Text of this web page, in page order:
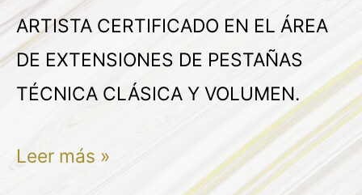
ARTISTA CERTIFICADO EN EL ÁREA
DE EXTENSIONES DE PESTAÑAS
TÉCNICA CLÁSICA Y VOLUMEN.
Leer más »